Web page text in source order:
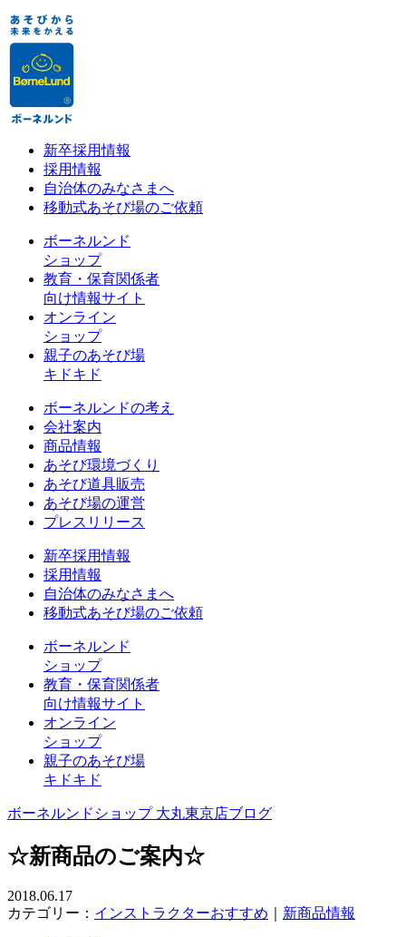
新卒採用情報
採用情報
自治体のみなさまへ
移動式あそび場のご依頼
ボーネルンド
ショップ
教育・保育関係者
向け情報サイト
オンライン
ショップ
親子のあそび場
キドキド
ボーネルンドの考え
会社案内
商品情報
あそび環境づくり
あそび道具販売
あそび場の運営
プレスリリース
新卒採用情報
採用情報
自治体のみなさまへ
移動式あそび場のご依頼
ボーネルンド
ショップ
教育・保育関係者
向け情報サイト
オンライン
ショップ
親子のあそび場
キドキド
ボーネルンドショップ 大丸東京店ブログ
☆新商品のご案内☆
2018.06.17
カテゴリー： インストラクターおすすめ 新商品情報